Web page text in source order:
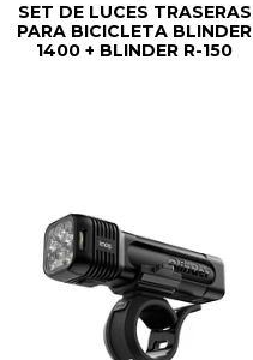
SET DE LUCES TRASERAS
PARA BICICLETA BLINDER
1400 + BLINDER R-150